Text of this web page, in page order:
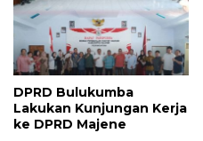
DPRD Bulukumba
Lakukan Kunjungan Kerja
ke DPRD Majene